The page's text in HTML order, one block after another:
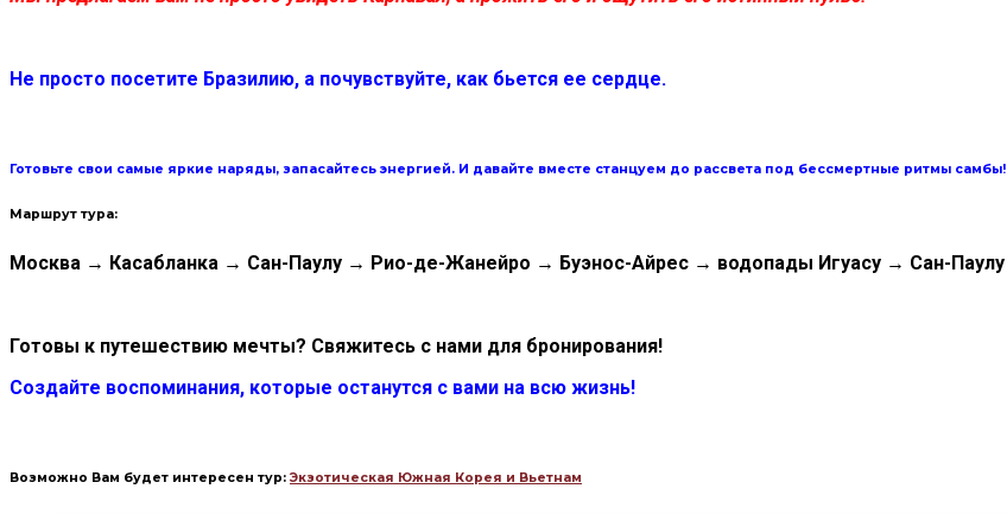
Не просто посетите Бразилию, а почувствуйте, как бьется ее сердце.
Готовьте свои самые яркие наряды, запасайтесь энергией. И давайте вместе станцуем до рассвета под бессмертные ритмы самбы!
Маршрут тура:
Москва → Касабланка → Сан-Паулу → Рио-де-Жанейро → Буэнос-Айрес → водопады Игуасу → Сан-Паулу
Готовы к путешествию мечты? Свяжитесь с нами для бронирования!
Создайте воспоминания, которые останутся с вами на всю жизнь!
Возможно Вам будет интересен тур: Экзотическая Южная Корея и Вьетнам